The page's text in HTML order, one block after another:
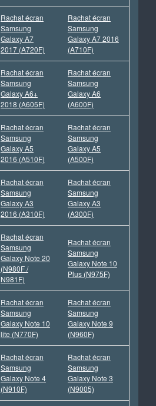
Rachat écran
Samsung
Galaxy A7
2017 (A720F)
Rachat écran
Samsung
Galaxy A7 2016
(A710F)
Rachat écran
Samsung
Galaxy A6+
2018 (A605F)
Rachat écran
Samsung
Galaxy A6
(A600F)
Rachat écran
Samsung
Galaxy A5
2016 (A510F)
Rachat écran
Samsung
Galaxy A5
(A500F)
Rachat écran
Samsung
Galaxy A3
2016 (A310F)
Rachat écran
Samsung
Galaxy A3
(A300F)
Rachat écran
Samsung
Galaxy Note 20
(N980F /
N981F)
Rachat écran
Samsung
Galaxy Note 10
Plus (N975F)
Rachat écran
Samsung
Galaxy Note 10
lite (N770F)
Rachat écran
Samsung
Galaxy Note 9
(N960F)
Rachat écran
Samsung
Galaxy Note 4
(N910F)
Rachat écran
Samsung
Galaxy Note 3
(N9005)